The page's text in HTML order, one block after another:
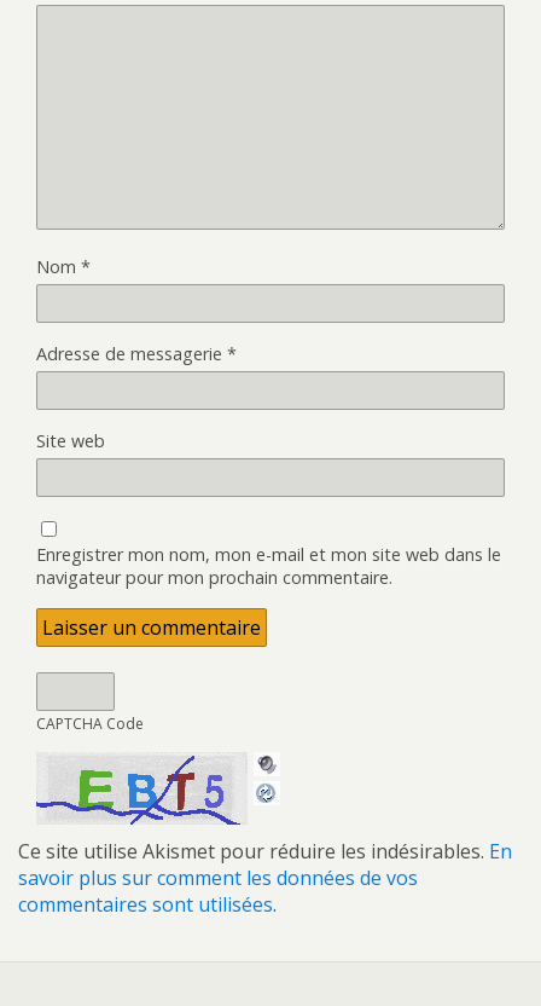
Nom *
Adresse de messagerie *
Site web
Enregistrer mon nom, mon e-mail et mon site web dans le
navigateur pour mon prochain commentaire.
CAPTCHA Code
Ce site utilise Akismet pour réduire les indésirables. En
savoir plus sur comment les données de vos
commentaires sont utilisées.